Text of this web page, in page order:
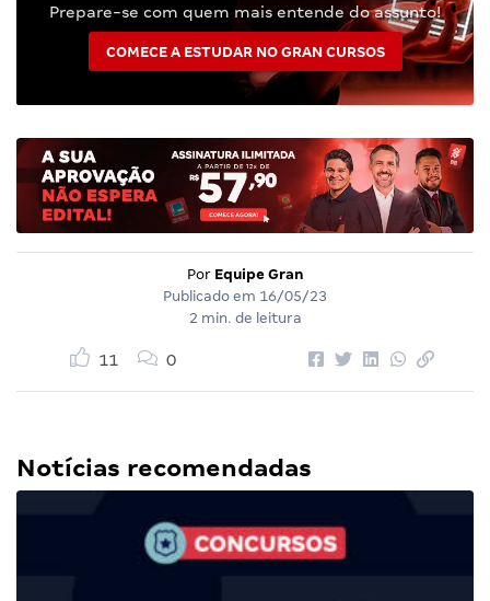
Prepare-se com quem mais entende do assunto!
COMECE A ESTUDAR NO GRAN CURSOS
Por Equipe Gran
Publicado em 16/05/23
2 min. de leitura
11 0
Notícias recomendadas